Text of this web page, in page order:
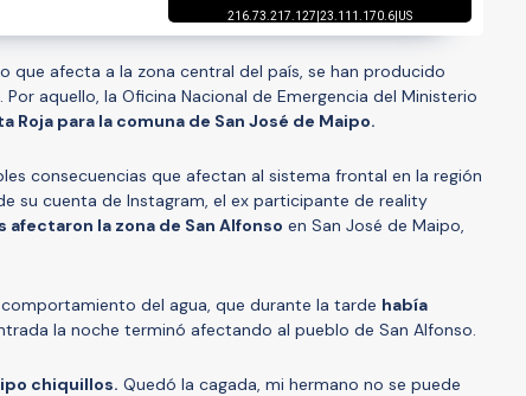
que afecta a la zona central del país, se han producido
. Por aquello, la Oficina Nacional de Emergencia del Ministerio
Roja para la comuna de San José de Maipo.
consecuencias que afectan al sistema frontal en la región
su cuenta de Instagram, el ex participante de reality
la zona de San Alfonso en San José de Maipo,
del agua, que durante la tarde había
la noche terminó afectando al pueblo de San Alfonso.
chiquillos. Quedó la cagada, mi hermano no se puede